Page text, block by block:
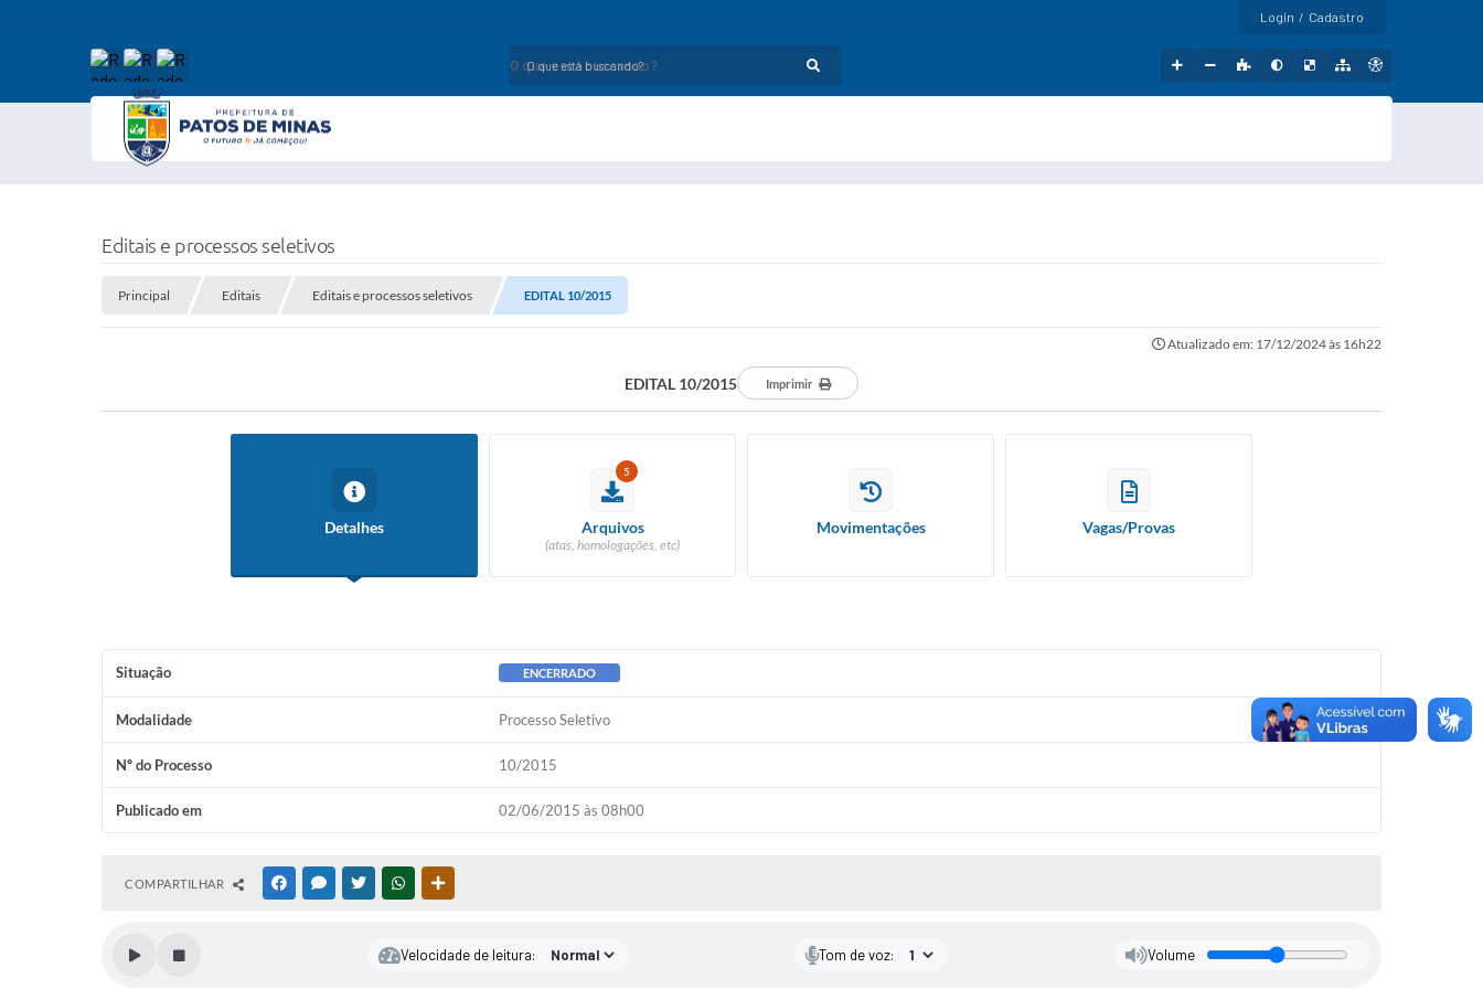
Login / Cadastro
O que está buscando?
Editais e processos seletivos
Principal Editais Editais e processos seletivos EDITAL 10/2015
Atualizado em: 17/12/2024 às 16h22
EDITAL 10/2015 Imprimir
Detalhes
5
Arquivos
(atas, homologações, etc)
Movimentações Vagas/Provas
Situação ENCERRADO
Modalidade Processo Seletivo
Nº do Processo 10/2015
Publicado em 02/06/2015 às 08h00
COMPARTILHAR FACEBOOKMESSENGER
TWITTERWHATSAPP
Velocidade de leitura: Tom de voz: Volume